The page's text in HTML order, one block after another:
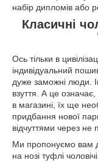
набір дипломів або
Класичні
Ось тільки в
індивідуальний
дуже заможні люди.
взуття. А це
в магазині, їх ще
придбання нової
відчуттями через не
Ми пропонуємо вам
на нозі туфлі